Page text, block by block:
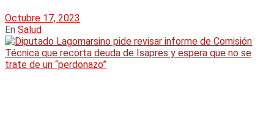
Octubre 17, 2023
En Salud